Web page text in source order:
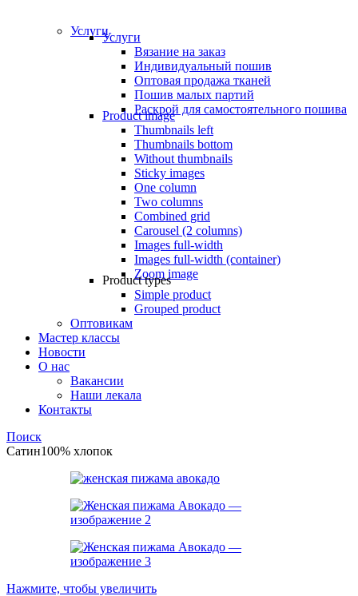
УслугиУслуги
Вязание на заказ
Индивидуальный пошив
Оптовая продажа тканей
Пошив малых партий
Раскрой для самостоятельного пошива
Product image
Thumbnails left
Thumbnails bottom
Without thumbnails
Sticky images
One column
Two columns
Combined grid
Carousel (2 columns)
Images full-width
Images full-width (container)
Zoom image
Product types
Simple product
Grouped product
Оптовикам
Мастер классы
Новости
О нас
Вакансии
Наши лекала
Контакты
Поиск
Сатин100% хлопок
Нажмите, чтобы увеличить